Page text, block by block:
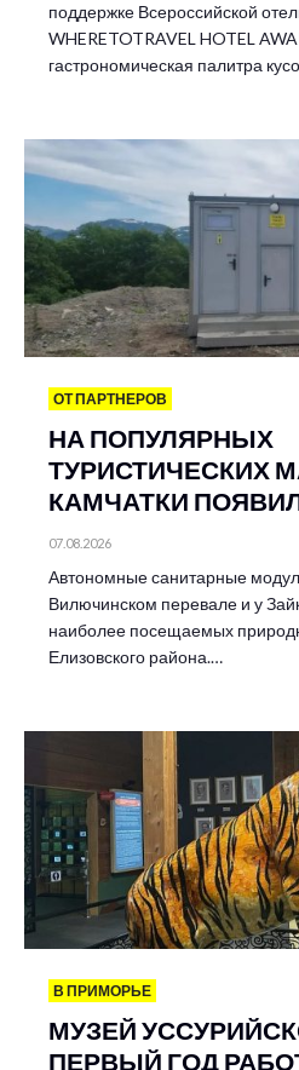
поддержке Всероссийской
WHERETOTRAVEL HOTEL
гастрономическая палитра
ОТ ПАРТНЕРОВ
НА ПОПУЛЯРНЫХ
ТУРИСТИЧЕСКИХ
КАМЧАТКИ
07.08.2026
Автономные санитарные
Вилючинском перевале и у
наиболее посещаемых
Елизовского района.…
В ПРИМОРЬЕ
МУЗЕЙ
ПЕРВЫЙ ГОД